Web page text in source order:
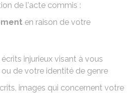
de l'acte commis :
en raison de votre
injurieux visant à vous
de votre identité de genre
images qui concernent votre